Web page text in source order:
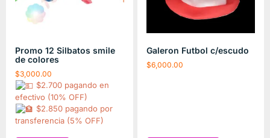
Promo 12 Silbatos smile
de colores
$3,000.00
$2.700 pagando en
efectivo (10% OFF)
$2.850 pagando por
transferencia (5% OFF)
Galeron Futbol c/escudo
$6,000.00